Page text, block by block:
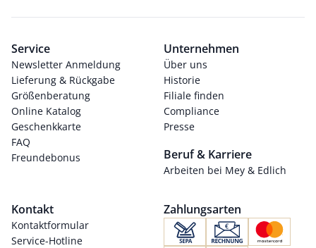
Service
Newsletter Anmeldung
Lieferung & Rückgabe
Größenberatung
Online Katalog
Geschenkkarte
FAQ
Freundebonus
Unternehmen
Über uns
Historie
Filiale finden
Compliance
Presse
Beruf & Karriere
Arbeiten bei Mey & Edlich
Kontakt
Kontaktformular
Service-Hotline
Zahlungsarten